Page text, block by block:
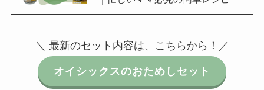
＼ 最新のセット内容は、こちらから！／
オイシックスのおためしセット